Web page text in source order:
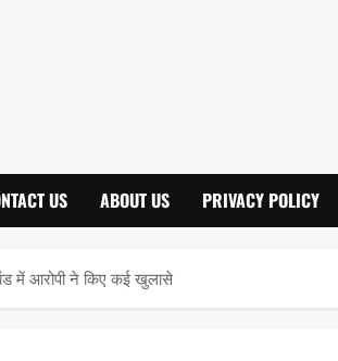
US ABOUT US PRIVACY POLICY
में आरोपी ने किए कई खुलासे